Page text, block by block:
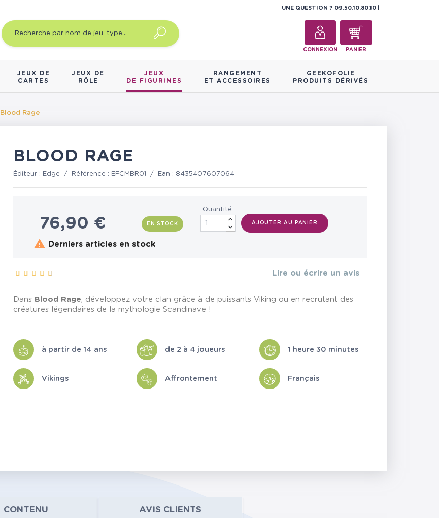
UNE QUESTION ? 09.50.10.80.10
CONNEXION PANIER
JEUX DE
CARTES
JEUX DE
RÔLE
JEUX
DE FIGURINES
RANGEMENT
ET ACCESSOIRES
GEEKOFOLIE
PRODUITS DÉRIVÉS
Blood Rage
BLOOD RAGE
Éditeur : Edge / Référence : EFCMBR01 / Ean : 8435407607064
76,90 € EN STOCK
Quantité
AJOUTER AU PANIER
 Derniers articles en stock
Lire ou écrire un avis
Dans Blood Rage, développez votre clan grâce à de puissants Viking ou en recrutant des
créatures légendaires de la mythologie Scandinave !
à partir de 14 ans de 2 à 4 joueurs 1 heure 30 minutes
Vikings Affrontement Français
CONTENU AVIS CLIENTS